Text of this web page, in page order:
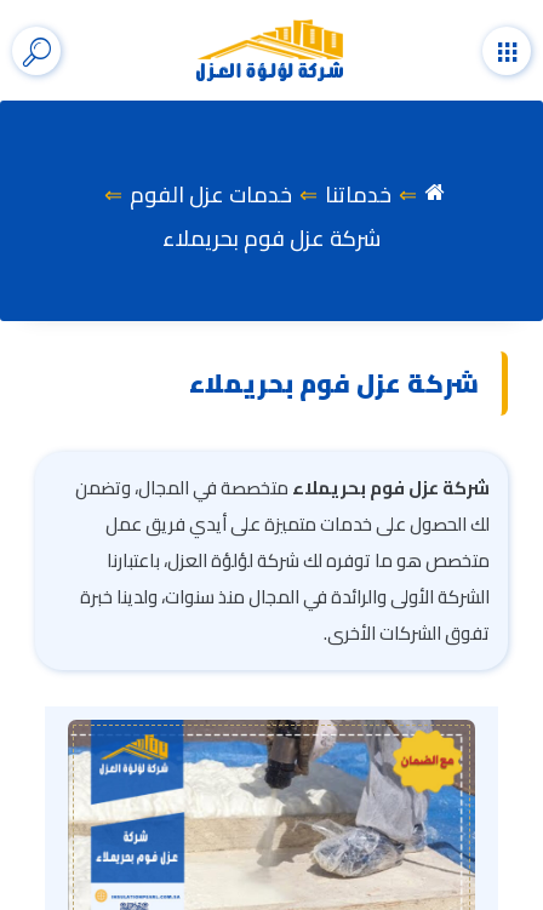
التجاوز
إلى
المحتوى
القائمة
خدماتنا
خدمات عزل الفوم
شركة عزل فوم بحريملاء
شركة عزل فوم بحريملاء
شركة عزل فوم بحريملاءمتخصصة في المجال، وتضمن
لك الحصول على خدمات متميزة على أيدي فريق عمل
متخصص هو ما توفره لك شركة لؤلؤة العزل، باعتبارنا
الشركة الأولى والرائدة في المجال منذ سنوات، ولدينا خبرة
تفوق الشركات الأخرى.